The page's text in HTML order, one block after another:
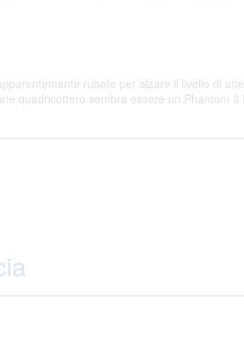
rubate per alzare il livello di
quadricottero sembra essere un Phantom